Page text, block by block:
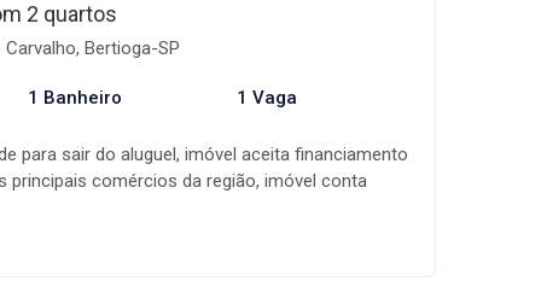
2 quartos
Bertioga-SP
1 Banheiro 1 Vaga
para sair do aluguel, imóvel aceita financiamento
principais comércios da região, imóvel conta
* 1 vaga de garagem A Mandala imóveis é